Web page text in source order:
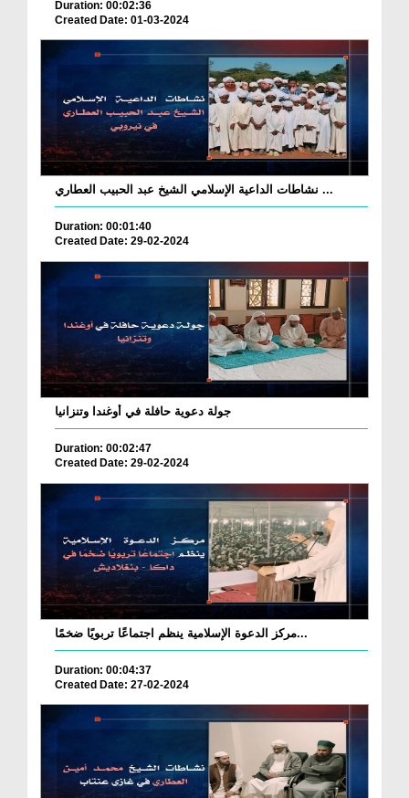
Duration: 00:02:36
Created Date: 01-03-2024
نشاطات الداعية الإسلامي الشيخ عبد الحبيب العطاري ...
Duration: 00:01:40
Created Date: 29-02-2024
جولة دعوية حافلة في أوغندا وتنزانيا
Duration: 00:02:47
Created Date: 29-02-2024
مركز الدعوة الإسلامية ينظم اجتماعًا تربويًا ضخمًا...
Duration: 00:04:37
Created Date: 27-02-2024